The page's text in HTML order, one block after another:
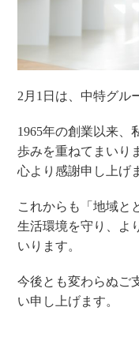
2月1日は、中特グル
1965年の創業以来、
歩みを重ねてまいり
心より感謝申し上げ
これからも「地域と
生活環境を守り、よ
いります。
今後とも変わらぬご
い申し上げます。